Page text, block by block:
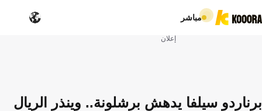
مباشر
إعلان
برناردو سيلفا يدهش برشلونة.. وينذر الريال